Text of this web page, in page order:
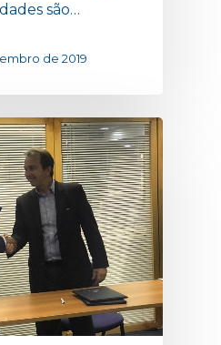
são…
de 2019